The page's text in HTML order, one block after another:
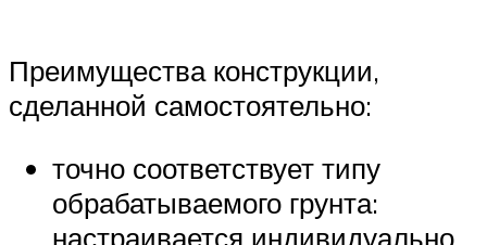
Преимущества конструкции,
сделанной самостоятельно:
точно соответствует типу
обрабатываемого грунта:
настраивается индивидуально